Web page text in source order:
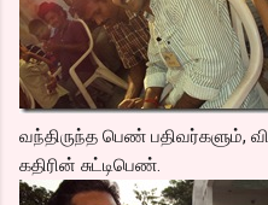
வந்திருந்த பெண் பதிவர்களும்,
கதிரின் சுட்டிபெண்.